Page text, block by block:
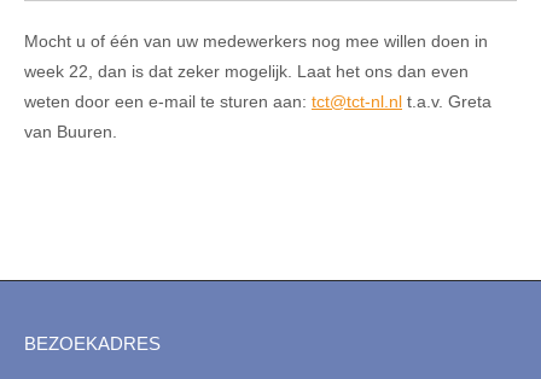
Mocht u of één van uw medewerkers nog mee willen doen in
week 22, dan is dat zeker mogelijk. Laat het ons dan even
weten door een e-mail te sturen aan: tct@tct-nl.nl t.a.v. Greta
van Buuren.
BEZOEKADRES